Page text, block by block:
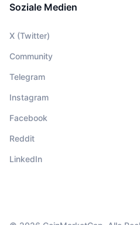
Soziale Medien
X (Twitter)
Community
Telegram
Instagram
Facebook
Reddit
LinkedIn